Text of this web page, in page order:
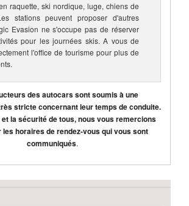
raquette, ski nordique, luge, chiens de
stations peuvent proposer d'autres
Evasion ne s'occupe pas de réserver
pour les journées skis. A vous de
l'office de tourisme pour plus de
des autocars sont soumis à une
stricte concernant leur temps de conduite.
la sécurité de tous, nous vous remercions
horaires de rendez-vous qui vous sont
communiqués.